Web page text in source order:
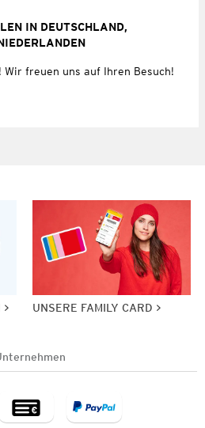
IN DEUTSCHLAND,
freuen uns auf Ihren Besuch!
UNSERE FAMILY CARD